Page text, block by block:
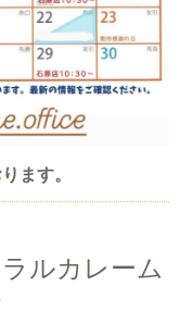
ます。
ルカレーム